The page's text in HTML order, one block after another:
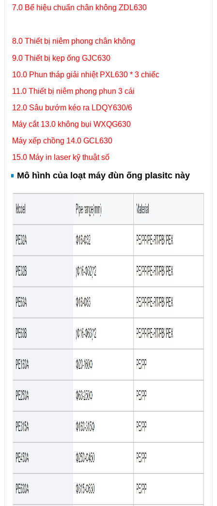
7.0 Bể hiệu chuẩn chân không ZDL630
8.0 Thiết bị niêm phong chân không
9.0 Thiết bị kẹp ống GJC630
10.0 Phun tháp giải nhiệt PXL630 * 3 chiếc
11.0 Thiết bị niêm phong phun 3 cái
12.0 Sâu bướm kéo ra LDQY630/6
Máy cắt 13.0 không bụi WXQG630
Máy xếp chồng 14.0 GCL630
15.0 Máy in laser kỹ thuật số
Mô hình của loạt máy đùn ống plasitc này